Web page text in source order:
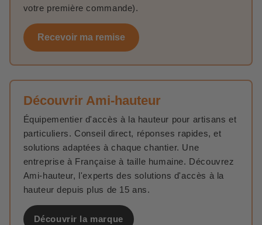
votre première commande).
Recevoir ma remise
Découvrir Ami-hauteur
Équipementier d'accès à la hauteur pour artisans et
particuliers. Conseil direct, réponses rapides, et
solutions adaptées à chaque chantier. Une
entreprise à Française à taille humaine. Découvrez
Ami-hauteur, l'experts des solutions d'accès à la
hauteur depuis plus de 15 ans.
Découvrir la marque